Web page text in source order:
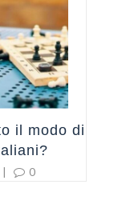
il modo di
| 0